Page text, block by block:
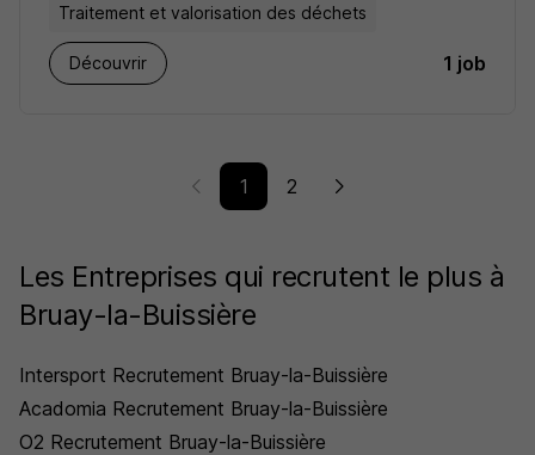
Traitement et valorisation des déchets
Découvrir 1 job
1 2
Les Entreprises qui recrutent le plus à
Bruay-la-Buissière
Intersport Recrutement Bruay-la-Buissière
Acadomia Recrutement Bruay-la-Buissière
O2 Recrutement Bruay-la-Buissière